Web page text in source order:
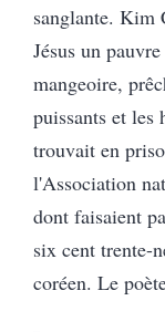
sanglante. Kim
Jésus un
mangeoire,
puissants et les
trouvait en
l'Association
dont faisaient
six cent trente-
coréen. Le